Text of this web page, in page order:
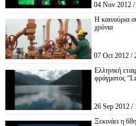
04 Nov 2012
Η καινούρια
χρόνια
07 Oct 2012 /
Ελληνική
φράγματος
26 Sep 2012 /
Ξεκινάει η